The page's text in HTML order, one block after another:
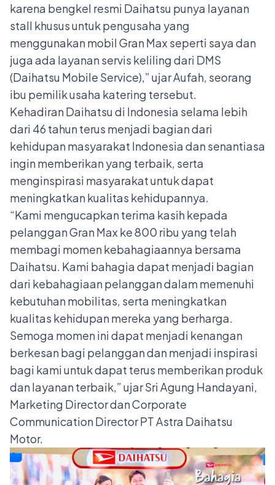
karena bengkel resmi Daihatsu punya layanan
stall khusus untuk pengusaha yang
menggunakan mobil Gran Max seperti saya dan
juga ada layanan servis keliling dari DMS
(Daihatsu Mobile Service),” ujar Aufah, seorang
ibu pemilik usaha katering tersebut.
Kehadiran Daihatsu di Indonesia selama lebih
dari 46 tahun terus menjadi bagian dari
kehidupan masyarakat Indonesia dan senantiasa
ingin memberikan yang terbaik, serta
menginspirasi masyarakat untuk dapat
meningkatkan kualitas kehidupannya.
“Kami mengucapkan terima kasih kepada
pelanggan Gran Max ke 800 ribu yang telah
membagi momen kebahagiaannya bersama
Daihatsu. Kami bahagia dapat menjadi bagian
dari kebahagiaan pelanggan dalam memenuhi
kebutuhan mobilitas, serta meningkatkan
kualitas kehidupan mereka yang berharga.
Semoga momen ini dapat menjadi kenangan
berkesan bagi pelanggan dan menjadi inspirasi
bagi kami untuk dapat terus memberikan produk
dan layanan terbaik,” ujar Sri Agung Handayani,
Marketing Director dan Corporate
Communication Director PT Astra Daihatsu
Motor.